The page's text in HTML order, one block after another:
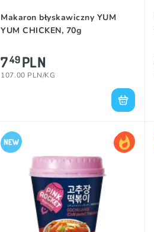
Makaron błyskawiczny YUM
YUM CHICKEN, 70g
749PLN
107.00 PLN/KG